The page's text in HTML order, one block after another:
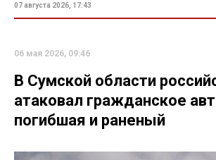
07 августа 2026, 17:43
06 мая 2026, 09:46
В Сумской области
атаковал гражданское
погибшая и раненый